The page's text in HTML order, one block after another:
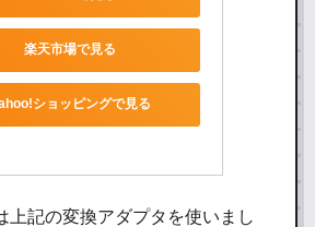
楽天市場で見る
ショッピングで見る
上記の変換アダプタを使いまし